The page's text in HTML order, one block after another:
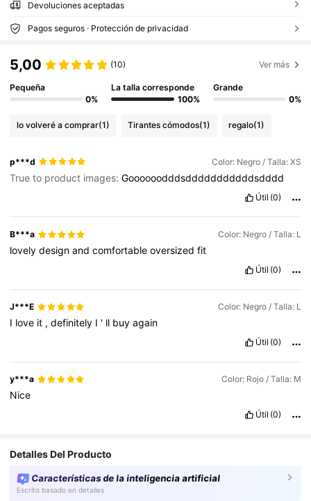
Devoluciones aceptadas
Pagos seguros · Protección de privacidad
5,00 (10) Ver más
Pequeña
0%
La talla corresponde
100%
Grande
0%
lo volveré a comprar(1) Tirantes cómodos(1) regalo(1)
p***d Color: Negro / Talla: XS
True to product images:Goooooodddsdddddddddddsdddd
Útil (0)
B***a Color: Negro / Talla: L
lovelydesignandcomfortableoversizedfit
Útil (0)
J***E Color: Negro / Talla: L
I love it ,definitely I ' ll buyagain
Útil (0)
y***a Color: Rojo / Talla: M
Nice
Útil (0)
Detalles Del Producto
Características de la inteligencia artificial
Escrito basado en detalles